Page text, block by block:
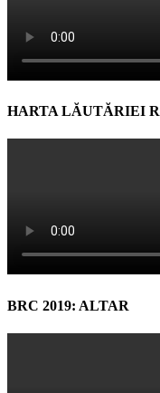
HARTA LĂUTĂRIEI
BRC 2019: ALTAR